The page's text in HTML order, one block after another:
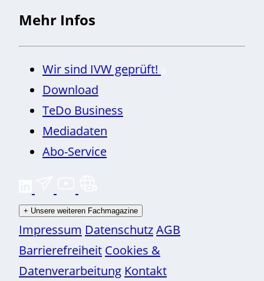
Mehr Infos
Wir sind IVW geprüft!
Download
TeDo Business
Mediadaten
Abo-Service
+ Unsere weiteren Fachmagazine
Impressum DatenschutzAGB
Barrierefreiheit Cookies &
Datenverarbeitung Kontakt